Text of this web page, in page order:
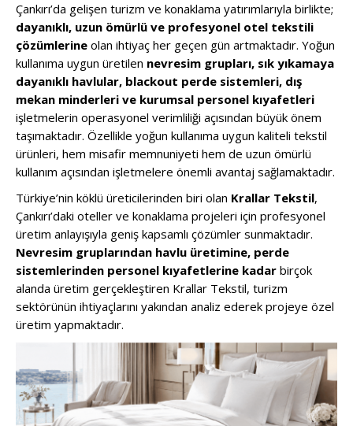
Çankırı’da gelişen turizm ve konaklama yatırımlarıyla birlikte;
dayanıklı, uzun ömürlü ve profesyonel otel tekstili
çözümlerine olan ihtiyaç her geçen gün artmaktadır. Yoğun
kullanıma uygun üretilen nevresim grupları, sık yıkamaya
dayanıklı havlular, blackout perde sistemleri, dış
mekan minderleri ve kurumsal personel kıyafetleri
işletmelerin operasyonel verimliliği açısından büyük önem
taşımaktadır. Özellikle yoğun kullanıma uygun kaliteli tekstil
ürünleri, hem misafir memnuniyeti hem de uzun ömürlü
kullanım açısından işletmelere önemli avantaj sağlamaktadır.
Türkiye’nin köklü üreticilerinden biri olan Krallar Tekstil,
Çankırı’daki oteller ve konaklama projeleri için profesyonel
üretim anlayışıyla geniş kapsamlı çözümler sunmaktadır.
Nevresim gruplarından havlu üretimine, perde
sistemlerinden personel kıyafetlerine kadar birçok
alanda üretim gerçekleştiren Krallar Tekstil, turizm
sektörünün ihtiyaçlarını yakından analiz ederek projeye özel
üretim yapmaktadır.